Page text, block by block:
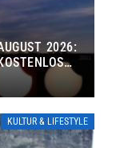
2026:
KULTUR & LIFESTYLE